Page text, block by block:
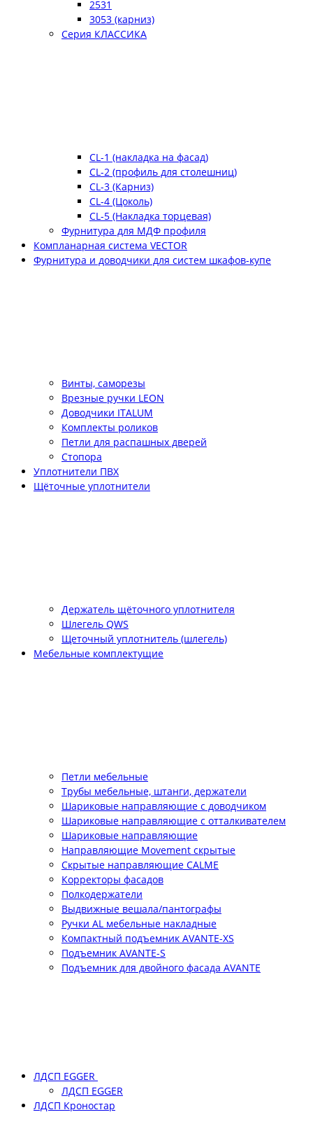
2531
3053 (карниз)
Серия КЛАССИКА
CL-1 (накладка на фасад)
CL-2 (профиль для столешниц)
CL-3 (Карниз)
CL-4 (Цоколь)
CL-5 (Накладка торцевая)
Фурнитура для МДФ профиля
Компланарная система VECTOR
Фурнитура и доводчики для систем шкафов-купе
Винты, саморезы
Врезные ручки LEON
Доводчики ITALUM
Комплекты роликов
Петли для распашных дверей
Стопора
Уплотнители ПВХ
Щёточные уплотнители
Держатель щёточного уплотнителя
Шлегель QWS
Щеточный уплотнитель (шлегель)
Мебельные комплектущие
Петли мебельные
Трубы мебельные, штанги, держатели
Шариковые направляющие с доводчиком
Шариковые направляющие с отталкивателем
Шариковые направляющие
Направляющие Movement скрытые
Скрытые направляющие CALME
Корректоры фасадов
Полкодержатели
Выдвижные вешала/пантографы
Ручки AL мебельные накладные
Компактный подъемник АVANTE-XS
Подъемник АVANTE-S
Подъемник для двойного фасада АVANTE
ЛДСП EGGER
ЛДСП EGGER
ЛДСП Кроностар